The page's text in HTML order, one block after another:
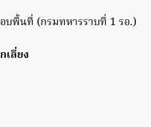
บพื้นที่ (กรมทหารราบที่ 1 รอ.)
เลี่ยง